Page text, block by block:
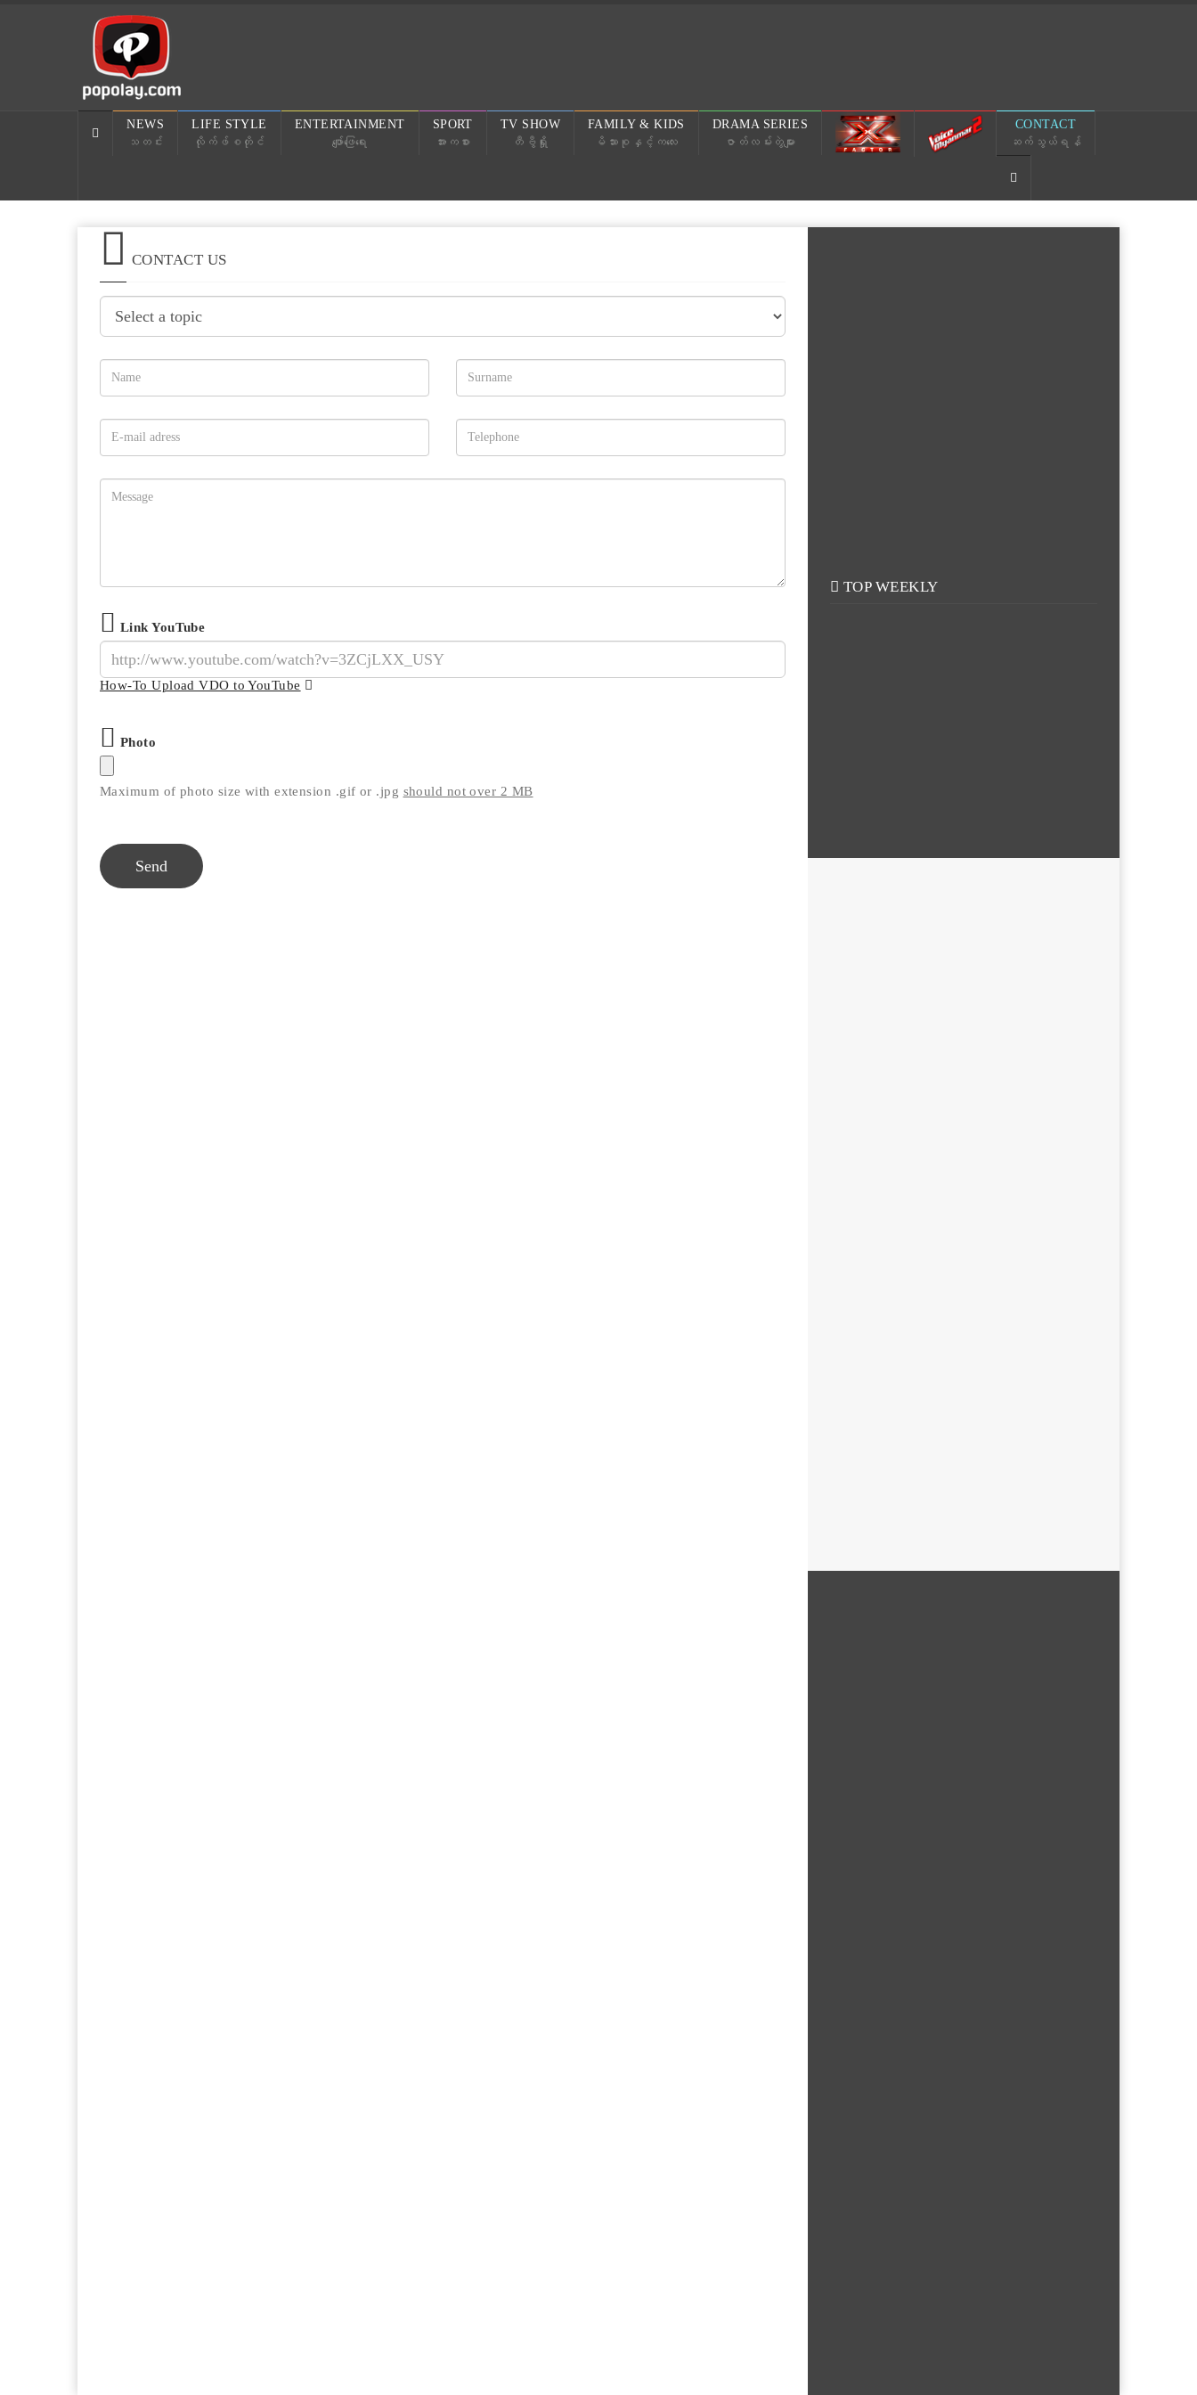
NEWS
သတင်း
LIFE STYLE
လိုက်ဖ်စတိုင်
ENTERTAINMENT
ဖျော်ဖြေရေး
SPORT
အားကစား
TV SHOW
တီဗွီရှိုး
FAMILY & KIDS
မိသားစုနှင့်ကလေး
DRAMA SERIES
ဇာတ်လမ်းတွဲများ
CONTACT
ဆက်သွယ်ရန်
CONTACT US
Link YouTube
How-To Upload VDO to YouTube
Photo
Maximum of photo size with extension .gif or .jpg should not over 2 MB
TOP WEEKLY